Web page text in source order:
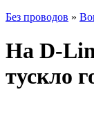
Без проводов »
На D-
тускло